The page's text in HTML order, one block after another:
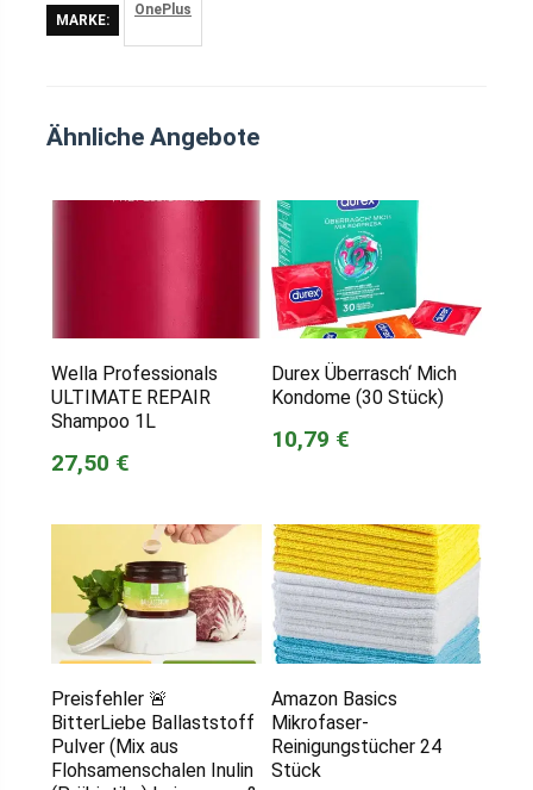
MARKE:
OnePlus
Ähnliche Angebote
Wella Professionals
ULTIMATE REPAIR
Shampoo 1L
27,50 €
Durex Überrasch‘ Mich
Kondome (30 Stück)
10,79 €
Preisfehler 🚨
BitterLiebe Ballaststoff
Pulver (Mix aus
Flohsamenschalen Inulin
Amazon Basics
Mikrofaser-
Reinigungstücher 24
Stück